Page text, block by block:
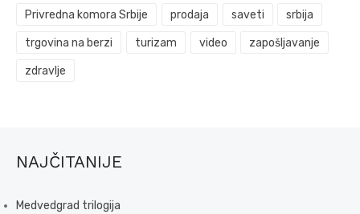
Privredna komora Srbije prodaja saveti srbija
trgovina na berzi turizam video zapošljavanje
zdravlje
NAJČITANIJE
Medvedgrad trilogija